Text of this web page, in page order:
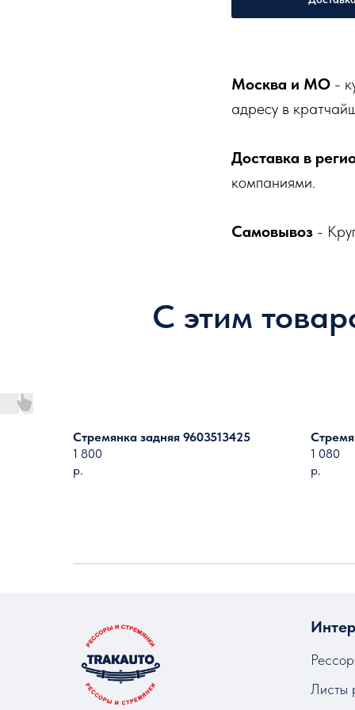
Москва и МО -
адресу в
Доставка в
компаниями.
Самовывоз -
С этим
Стремянка задняя 9603513425
1 800
р.
1 080
р.
Листы